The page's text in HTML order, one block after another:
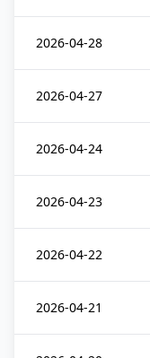
2026-04-28
2026-04-27
2026-04-24
2026-04-23
2026-04-22
2026-04-21